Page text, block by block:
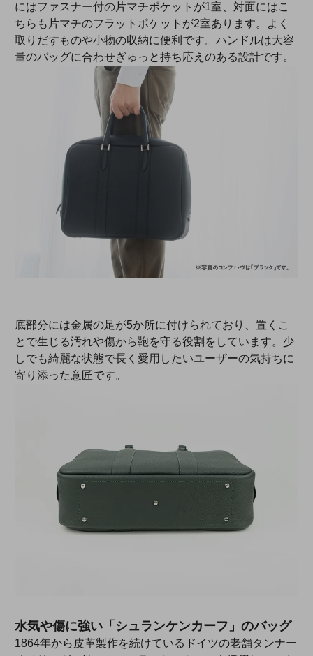
にはファスナー付の片マチポケットが1室、対面にはこ
ちらも片マチのフラットポケットが2室あります。よく
取りだすものや小物の収納に便利です。ハンドルは大容
量のバッグに合わせぎゅっと持ち応えのある設計です。
底部分には金属の足が5か所に付けられており、置くこ
とで生じる汚れや傷から鞄を守る役割をしています。少
しでも綺麗な状態で長く愛用したいユーザーの気持ちに
寄り添った意匠です。
水気や傷に強い「シュランケンカーフ」のバッグ
1864年から皮革製作を続けているドイツの老舗タンナー